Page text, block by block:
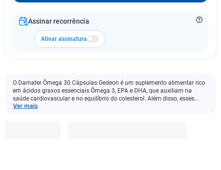
Assinar recorrência
Ativar assinatura
O Damater Ômega 30 Cápsulas Gedeon é um suplemento alimentar rico
em ácidos graxos essenciais Ômega 3, EPA e DHA, que auxiliam na
saúde cardiovascular e no equilíbrio do colesterol. Além disso, esses...
Ver mais